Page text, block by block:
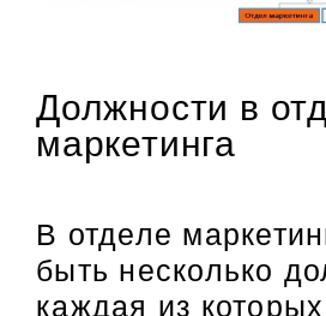
Должности в
маркетинга
В отделе
быть несколько
каждая из